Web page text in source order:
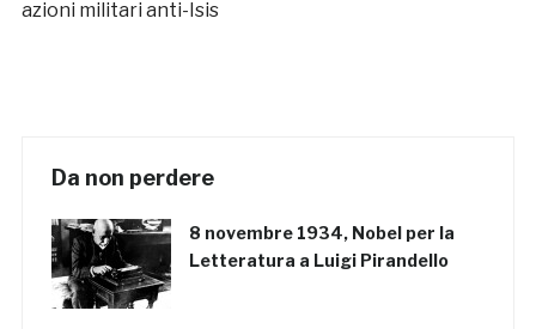
azioni militari anti-Isis
Da non perdere
8 novembre 1934, Nobel per la
Letteratura a Luigi Pirandello